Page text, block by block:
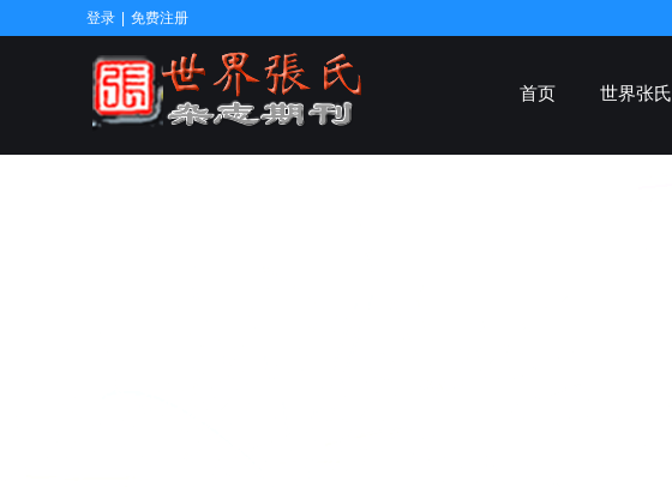
首页 世界张氏
登录 免费注册